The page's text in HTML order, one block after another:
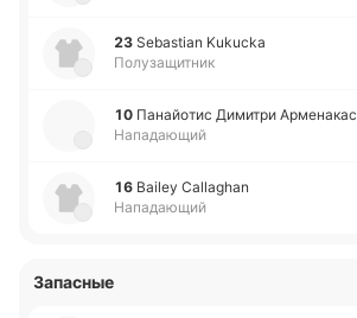
23 Sebastian Kukucka
Полузащитник
10 Па­найо­тис Ди­ми­три Арме­на­кас
Нападающий
16 Bailey Callaghan
Нападающий
Запасные